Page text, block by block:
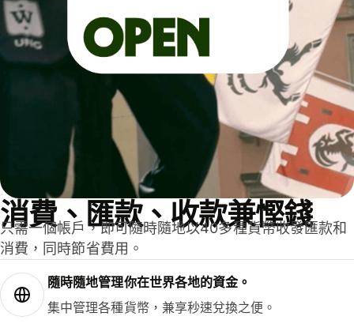
消費、匯款、收款兼慳錢
只需一個帳戶，即可隨時隨地以40多種貨幣收發匯款和
消費，同時節省費用。
隨時隨地管理你在世界各地的資金。
集中管理各種貨幣，兼享秒速兌換之便。